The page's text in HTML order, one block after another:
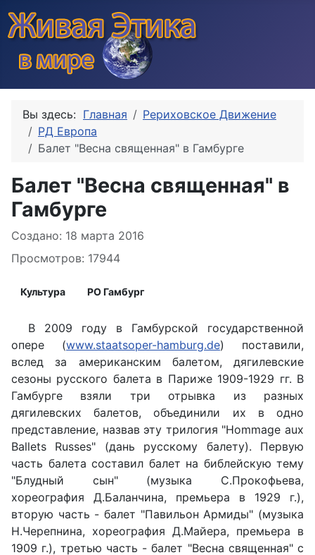
Вы здесь: Главная
Рериховское Движение
РД Европа
Балет "Весна священная" в Гамбурге
Балет "Весна священная" в
Гамбурге
Информация о материале
Создано: 18 марта 2016
Просмотров: 17944
Культура РО Гамбург
В 2009 году в Гамбурской государственной
опере (www.staatsoper-hamburg.de) поставили,
вслед за американским балетом, дягилевские
сезоны русского балета в Париже 1909-1929 гг. В
Гамбурге взяли три отрывка из разных
дягилевских балетов, объединили их в одно
представление, назвав эту трилогия "Hommage aux
Ballets Russes" (дань русскому балету). Первую
часть балета составил балет на библейскую тему
"Блудный сын" (музыка С.Прокофьева,
хореография Д.Баланчина, премьера в 1929 г.),
вторую часть - балет "Павильон Армиды" (музыка
Н.Черепнина, хореография Д.Майера, премьера в
1909 г.), третью часть - балет "Весна священная" с